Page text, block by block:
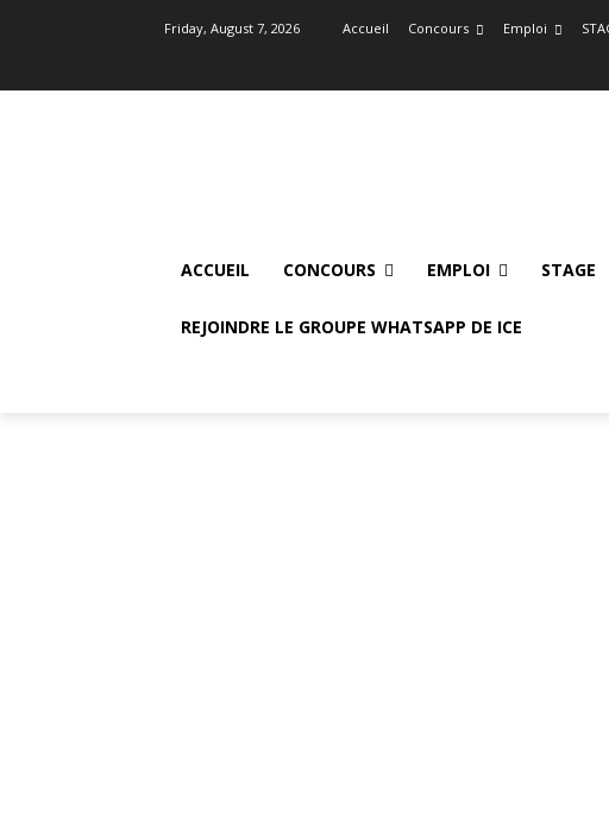
Friday, August 7, 2026 Accueil Concours Emploi
ACCUEIL CONCOURS EMPLOI STAGE
REJOINDRE LE GROUPE WHATSAPP DE ICE